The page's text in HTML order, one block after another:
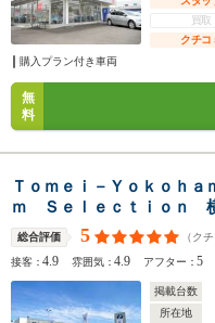
買取
クチコ
購入プラン付き車両
無
料
Ｔｏｍｅｉ－Ｙｏｋｏｈ
ｍ Ｓｅｌｅｃｔｉｏｎ
総合評価 5 （ク
接客：4.9 雰囲気：4.9 アフター：5
掲載台数
所在地